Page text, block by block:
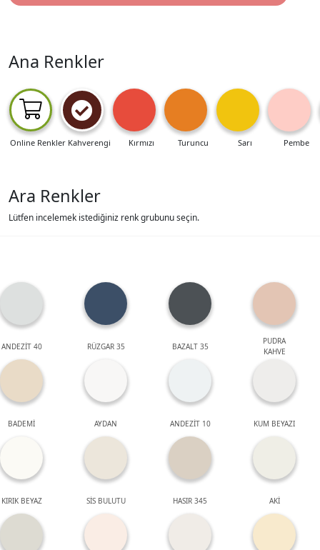
Ana Renkler
Online Renkler Kahverengi Kırmızı Turuncu Sarı Pembe
Ara Renkler
Lütfen incelemek istediğiniz renk grubunu seçin.
ANDEZİT 40 RÜZGAR 35 BAZALT 35
PUDRA
KAHVE
BADEMİ AYDAN ANDEZİT 10 KUM BEYAZI
KIRIK BEYAZ SİS BULUTU HASIR 345 AKİ